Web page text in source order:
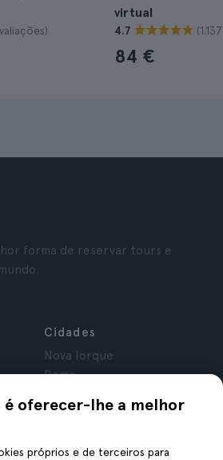
virtual
4.7
84 €
é oferecer-lhe a melhor
próprios e de terceiros para
forma de reservar tours e
Cidades
Nova Iorque
Roma
Londres
Cracóvia